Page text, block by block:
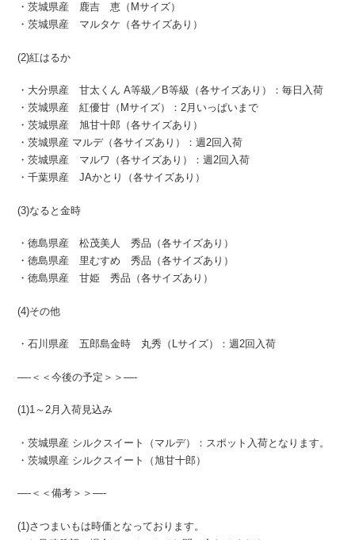
・茨城県産 鹿吉 恵（Mサイズ）
・茨城県産 マルタケ（各サイズあり）
(2)紅はるか
・大分県産 甘太くん A等級／B等級（各サイズあり）：毎日入荷
・茨城県産 紅優甘（Mサイズ）：2月いっぱいまで
・茨城県産 旭甘十郎（各サイズあり）
・茨城県産 マルデ（各サイズあり）：週2回入荷
・茨城県産 マルワ（各サイズあり）：週2回入荷
・千葉県産 JAかとり（各サイズあり）
(3)なると金時
・徳島県産 松茂美人 秀品（各サイズあり）
・徳島県産 里むすめ 秀品（各サイズあり）
・徳島県産 甘姫 秀品（各サイズあり）
(4)その他
・石川県産 五郎島金時 丸秀（Lサイズ）：週2回入荷
—-＜＜今後の予定＞＞—-
(1)1～2月入荷見込み
・茨城県産 シルクスイート（マルデ）：スポット入荷となります。
・茨城県産 シルクスイート（旭甘十郎）
—-＜＜備考＞＞—-
(1)さつまいもは時価となっております。